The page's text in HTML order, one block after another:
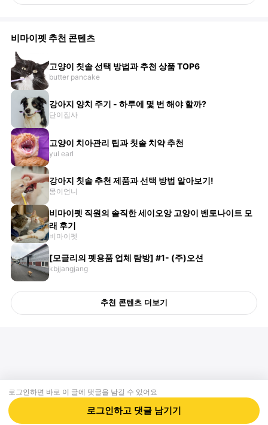
비마이펫 추천 콘텐츠
고양이 칫솔 선택 방법과 추천 상품 TOP6
butter pancake
강아지 양치 주기 - 하루에 몇 번 해야 할까?
단이집사
고양이 치아관리 팁과 칫솔 치약 추천
yul earl
강아지 칫솔 추천 제품과 선택 방법 알아보기!
몽이언니
비마이펫 직원의 솔직한 세이오앙 고양이 벤토나이트 모
래 후기
비마이펫
[모글리의 펫용품 업체 탐방] #1- (주)오션
kbjjangjang
추천 콘텐츠 더보기
로그인하면 바로 이 글에 댓글을 남길 수 있어요
로그인하고 댓글 남기기